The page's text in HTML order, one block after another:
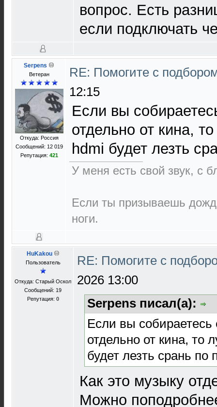
вопрос. Есть
если подключать
Serpens
Ветеран
Откуда: Россия
Сообщений: 12 019
Репутация: 421
RE: Помогите с
12:15
Если вы
отдельно от кина,
hdmi будет лезть
У меня есть свой звук, с
Если ты призываешь
ноги.
HuKakou
Пользователь
Откуда: Старый Оскол
Сообщений: 19
Репутация: 0
RE: Помогите с
2026 13:00
Serpens писал(а):
Если вы
отдельно от кина, то
будет лезть срань по
Как это музыку
Можно